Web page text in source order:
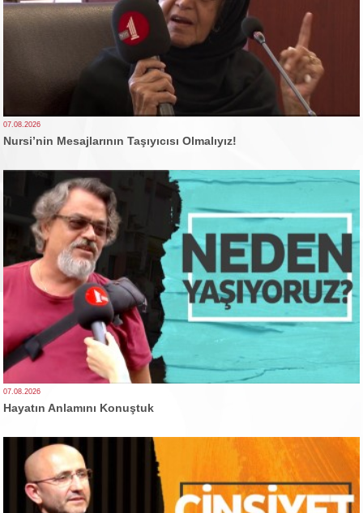
07.08.2026
Nursi’nin Mesajlarının Taşıyıcısı Olmalıyız!
07.08.2026
Hayatın Anlamını Konuştuk